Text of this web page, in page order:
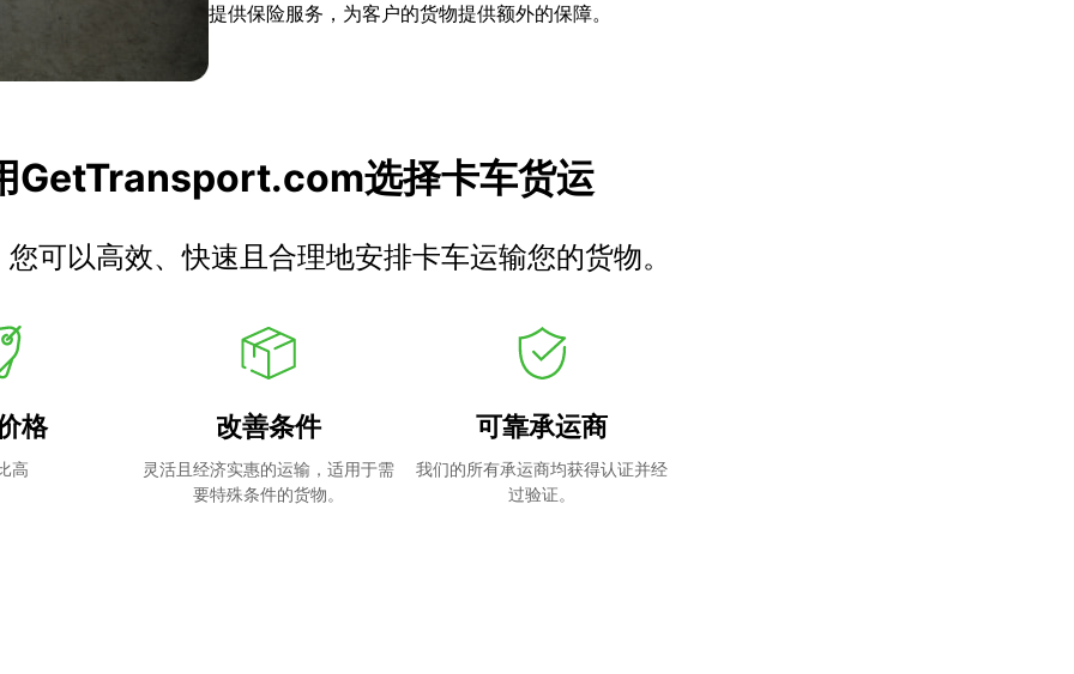
提供保险服务，为客户的货物提供额外的保障。
GetTransport.com选择卡车货运
可以高效、快速且合理地安排卡车运输您的货物。
格
高
改善条件
灵活且经济实惠的运输，适用于需
要特殊条件的货物。
可靠承运商
我们的所有承运商均获得认证并经
过验证。